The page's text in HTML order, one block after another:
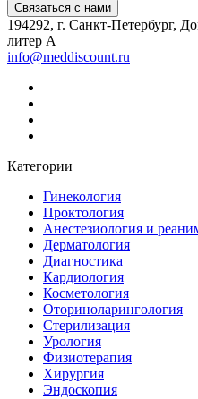
Связаться с нами
194292, г. Санкт-Петербург,
литер А
info@meddiscount.ru
Категории
Гинекология
Проктология
Анестезиология и
Дерматология
Диагностика
Кардиология
Косметология
Оториноларингология
Стерилизация
Урология
Физиотерапия
Хирургия
Эндоскопия